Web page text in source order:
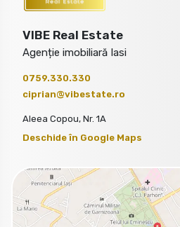
VIBE Real Estate
Agenție imobiliară Iasi
0759.330.330
ciprian@vibestate.ro
Aleea Copou, Nr. 1A
Deschide în Google Maps